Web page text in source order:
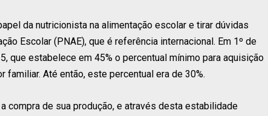
da nutricionista na alimentação escolar e tirar dúvidas
Escolar (PNAE), que é referência internacional. Em 1º de
que estabelece em 45% o percentual mínimo para aquisição
Até então, este percentual era de 30%.
compra de sua produção, e através desta estabilidade